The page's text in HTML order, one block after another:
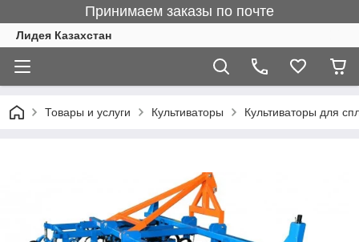
Принимаем заказы по почте
Лидея Казахстан
Товары и услуги Культиваторы Культиваторы для